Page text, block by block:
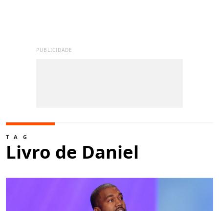
PUBLICIDADE
TAG
Livro de Daniel